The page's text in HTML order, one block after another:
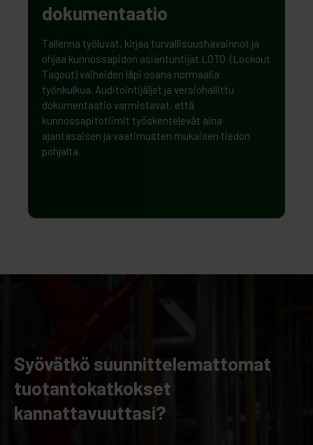
dokumentaatio
Tallenna työluvat, kirjaa turvallisuushavainnot ja
ohjaa kunnossapidon asiantuntijat LOTO (Lockout
Tagout) vaiheiden läpi osana normaalia
työnkulkua. Auditointijäljet ja versiohallittu
dokumentaatio varmistavat, että
kunnossapitotiimit työskentelevät aina
ajantasaisen ja vaatimusten mukaisen tiedon
pohjalta.
Syövätkö suunnittelemattomat
tuotantokatkokset
kannattavuuttasi?